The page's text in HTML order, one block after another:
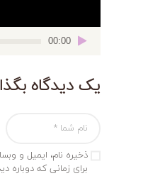
00:00
یک دیدگاه
ذخیره نام، ایمیل و
برای زمانی که